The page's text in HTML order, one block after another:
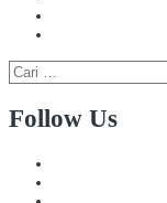
Cari
untuk:
Follow Us